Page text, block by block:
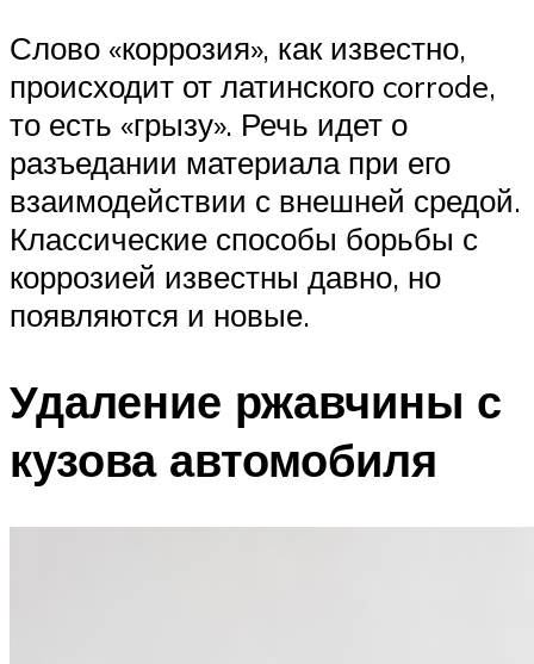
Слово «коррозия», как известно,
происходит от латинского corrode,
то есть «грызу». Речь идет о
разъедании материала при его
взаимодействии с внешней средой.
Классические способы борьбы с
коррозией известны давно, но
появляются и новые.
Удаление ржавчины с
кузова автомобиля